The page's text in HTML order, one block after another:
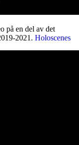
på en del av det
2021. Holoscenes